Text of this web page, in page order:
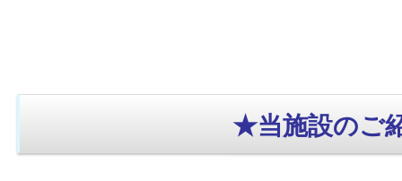
★当施設のご